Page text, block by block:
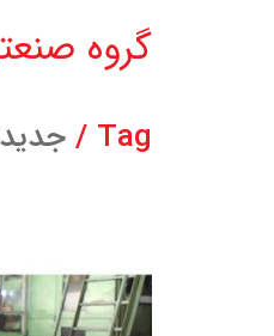
گروه
Tag /